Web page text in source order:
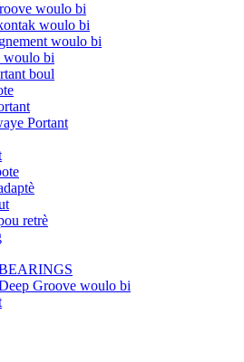
woulo bi
woulo bi
woulo bi
woulo bi
boul
Portant
retrè
Groove woulo bi